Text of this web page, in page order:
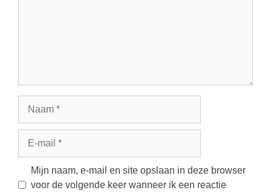
Mijn naam, e-mail en site opslaan in deze browser
voor de volgende keer wanneer ik een reactie